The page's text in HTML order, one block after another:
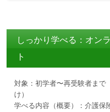
しっかり学べる：オン
ト
対象：初学者〜再受験者まで
け）
学べる内容（概要）：介護保